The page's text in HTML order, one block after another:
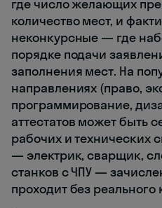
где число желающих
количество мест, и
неконкурсные — где
порядке подачи
заполнения мест. На
направлениях (право,
программирование,
аттестатов может быть
рабочих и технических
— электрик, сварщик,
станков с ЧПУ —
проходит без реального